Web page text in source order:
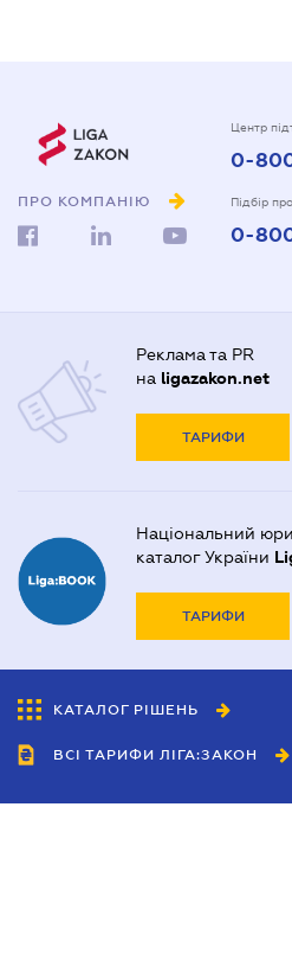
ПРО КОМПАНІЮ
Центр
0-
Підбір
0-
Реклама та PR
на ligazakon.net
ТАРИФИ
Національний
каталог України
ТАРИФИ
КАТАЛОГ РІШЕНЬ
ВСІ ТАРИФИ ЛІГА:ЗАКОН